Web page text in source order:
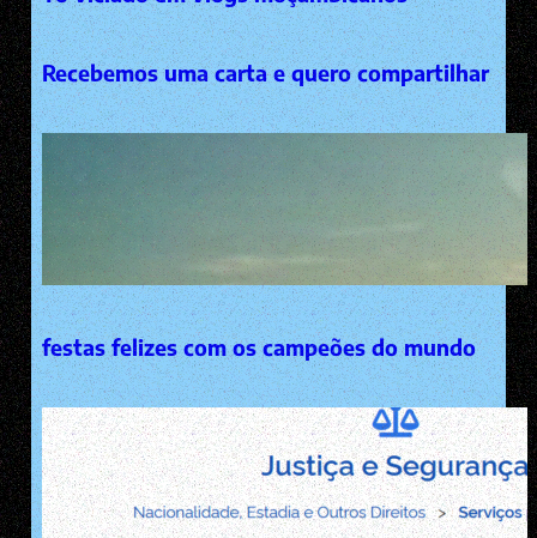
Recebemos uma carta e quero compartilhar
festas felizes com os campeões do mundo